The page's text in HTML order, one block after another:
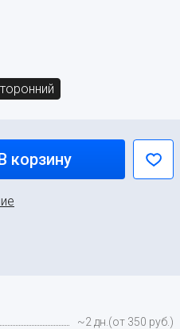
корзину
~2 дн.(от 350 руб.)